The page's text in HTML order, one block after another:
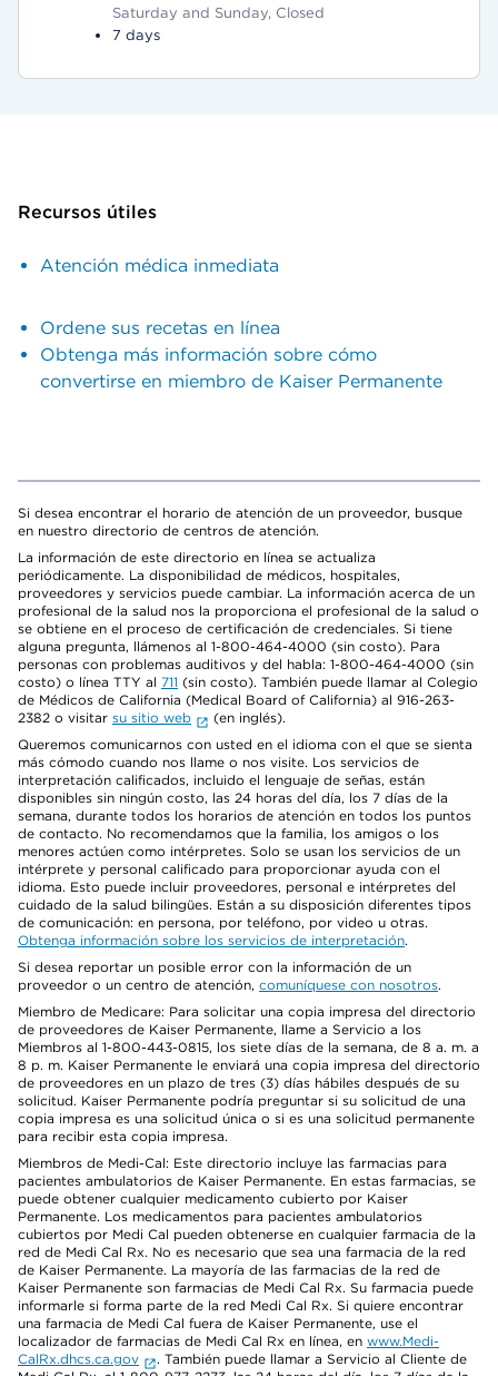
Saturday and Sunday, Closed
7 days
Recursos útiles
Atención médica inmediata
Ordene sus recetas en línea
Obtenga más información sobre cómo
convertirse en miembro de Kaiser Permanente
Si desea encontrar el horario de atención de un proveedor, busque
en nuestro directorio de centros de atención.
La información de este directorio en línea se actualiza
periódicamente. La disponibilidad de médicos, hospitales,
proveedores y servicios puede cambiar. La información acerca de un
profesional de la salud nos la proporciona el profesional de la salud o
se obtiene en el proceso de certificación de credenciales. Si tiene
alguna pregunta, llámenos al 1-800-464-4000 (sin costo). Para
personas con problemas auditivos y del habla: 1-800-464-4000 (sin
costo) o línea TTY al 711 (sin costo). También puede llamar al Colegio
de Médicos de California (Medical Board of California) al 916-263-
2382 o visitar su sitio web
(en inglés).
Queremos comunicarnos con usted en el idioma con el que se sienta
más cómodo cuando nos llame o nos visite. Los servicios de
interpretación calificados, incluido el lenguaje de señas, están
disponibles sin ningún costo, las 24 horas del día, los 7 días de la
semana, durante todos los horarios de atención en todos los puntos
de contacto. No recomendamos que la familia, los amigos o los
menores actúen como intérpretes. Solo se usan los servicios de un
intérprete y personal calificado para proporcionar ayuda con el
idioma. Esto puede incluir proveedores, personal e intérpretes del
cuidado de la salud bilingües. Están a su disposición diferentes tipos
de comunicación: en persona, por teléfono, por video u otras.
Obtenga información sobre los servicios de interpretación.
Si desea reportar un posible error con la información de un
proveedor o un centro de atención, comuníquese con nosotros.
Miembro de Medicare: Para solicitar una copia impresa del directorio
de proveedores de Kaiser Permanente, llame a Servicio a los
Miembros al 1-800-443-0815, los siete días de la semana, de 8 a. m. a
8 p. m. Kaiser Permanente le enviará una copia impresa del directorio
de proveedores en un plazo de tres (3) días hábiles después de su
solicitud. Kaiser Permanente podría preguntar si su solicitud de una
copia impresa es una solicitud única o si es una solicitud permanente
para recibir esta copia impresa.
Miembros de Medi-Cal: Este directorio incluye las farmacias para
pacientes ambulatorios de Kaiser Permanente. En estas farmacias, se
puede obtener cualquier medicamento cubierto por Kaiser
Permanente. Los medicamentos para pacientes ambulatorios
cubiertos por Medi Cal pueden obtenerse en cualquier farmacia de la
red de Medi Cal Rx. No es necesario que sea una farmacia de la red
de Kaiser Permanente. La mayoría de las farmacias de la red de
Kaiser Permanente son farmacias de Medi Cal Rx. Su farmacia puede
informarle si forma parte de la red Medi Cal Rx. Si quiere encontrar
una farmacia de Medi Cal fuera de Kaiser Permanente, use el
localizador de farmacias de Medi Cal Rx en línea, en www.Medi-
CalRx.dhcs.ca.gov
. También puede llamar a Servicio al Cliente de